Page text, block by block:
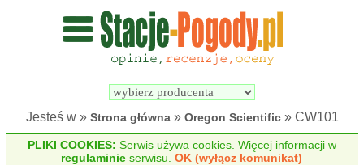
Wyszukiwarka
pogodowych
Jesteś w » Strona główna» Oregon Scientific» CW101
PLIKI COOKIES: Serwis używa cookies. Więcej informacji w
regulaminie serwisu.OK (wyłącz komunikat)